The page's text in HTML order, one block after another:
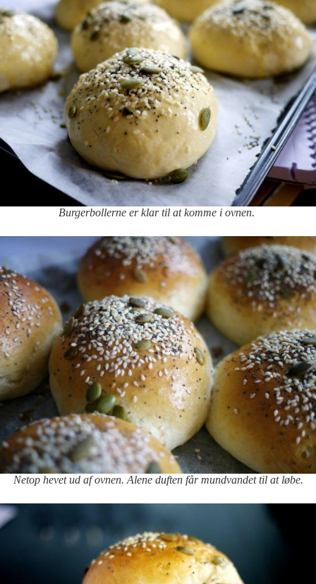
Burgerbollerne er klar til at komme i ovnen.
Netop hevet ud af ovnen. Alene duften får mundvandet til at løbe.